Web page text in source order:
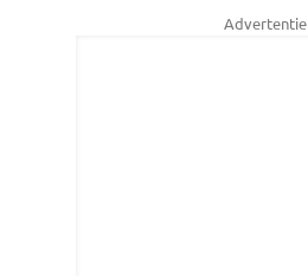
Advertentie